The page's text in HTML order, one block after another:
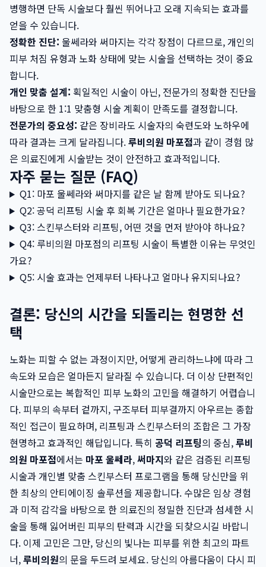
병행하면 단독 시술보다 훨씬 뛰어나고 오래 지속되는 효과를
얻을 수 있습니다.
정확한 진단: 울쎄라와 써마지는 각각 장점이 다르므로, 개인의
피부 처짐 유형과 노화 상태에 맞는 시술을 선택하는 것이 중요
합니다.
개인 맞춤 설계: 획일적인 시술이 아닌, 전문가의 정확한 진단을
바탕으로 한 1:1 맞춤형 시술 계획이 만족도를 결정합니다.
전문가의 중요성: 같은 장비라도 시술자의 숙련도와 노하우에
따라 결과는 크게 달라집니다.루비의원 마포점과 같이 경험 많
은 의료진에게 시술받는 것이 안전하고 효과적입니다.
자주 묻는 질문 (FAQ)
Q1: 마포 울쎄라와 써마지를 같은 날 함께 받아도 되나요?
Q2: 공덕 리프팅 시술 후 회복 기간은 얼마나 필요한가요?
Q3: 스킨부스터와 리프팅, 어떤 것을 먼저 받아야 하나요?
Q4: 루비의원 마포점의 리프팅 시술이 특별한 이유는 무엇인
가요?
Q5: 시술 효과는 언제부터 나타나고 얼마나 유지되나요?
결론: 당신의 시간을 되돌리는 현명한 선
택
노화는 피할 수 없는 과정이지만, 어떻게 관리하느냐에 따라 그
속도와 모습은 얼마든지 달라질 수 있습니다. 더 이상 단편적인
시술만으로는 복합적인 피부 노화의 고민을 해결하기 어렵습니
다. 피부의 속부터 겉까지, 구조부터 피부결까지 아우르는 종합
적인 접근이 필요하며, 리프팅과 스킨부스터의 조합은 그 가장
현명하고 효과적인 해답입니다. 특히 공덕 리프팅의 중심,루비
의원 마포점에서는 마포 울쎄라,써마지와 같은 검증된 리프팅
시술과 개인별 맞춤 스킨부스터 프로그램을 통해 당신만을 위
한 최상의 안티에이징 솔루션을 제공합니다. 수많은 임상 경험
과 미적 감각을 바탕으로 한 의료진의 정밀한 진단과 섬세한 시
술을 통해 잃어버린 피부의 탄력과 시간을 되찾으시길 바랍니
다. 이제 고민은 그만, 당신의 빛나는 피부를 위한 최고의 파트
너,루비의원의 문을 두드려 보세요. 당신의 아름다움이 다시 피